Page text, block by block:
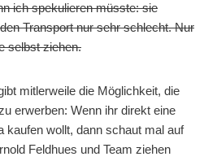
ich spekulieren müsste: sie
Transport nur sehr schlecht. Nur
selbst ziehen.
mitlerweile die Möglichkeit, die
erwerben: Wenn ihr direkt eine
kaufen wollt, dann schaut mal auf
Feldhues und Team ziehen